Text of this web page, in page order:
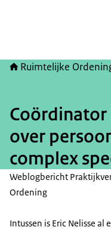
Ruimtelijke
Coördinator
over
complex
Weblogbericht
Ordening
Intussen is Eric Nelisse